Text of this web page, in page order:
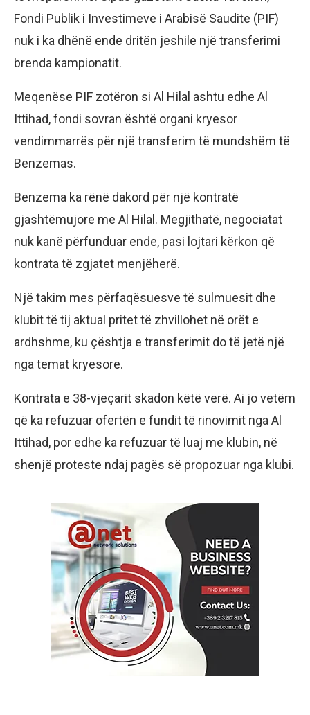
Fondi Publik i Investimeve i Arabisë Saudite (PIF)
nuk i ka dhënë ende dritën jeshile një transferimi
brenda kampionatit.
Meqenëse PIF zotëron si Al Hilal ashtu edhe Al
Ittihad, fondi sovran është organi kryesor
vendimmarrës për një transferim të mundshëm të
Benzemas.
Benzema ka rënë dakord për një kontratë
gjashtëmujore me Al Hilal. Megjithatë, negociatat
nuk kanë përfunduar ende, pasi lojtari kërkon që
kontrata të zgjatet menjëherë.
Një takim mes përfaqësuesve të sulmuesit dhe
klubit të tij aktual pritet të zhvillohet në orët e
ardhshme, ku çështja e transferimit do të jetë një
nga temat kryesore.
Kontrata e 38-vjeçarit skadon këtë verë. Ai jo vetëm
që ka refuzuar ofertën e fundit të rinovimit nga Al
Ittihad, por edhe ka refuzuar të luaj me klubin, në
shenjë proteste ndaj pagës së propozuar nga klubi.